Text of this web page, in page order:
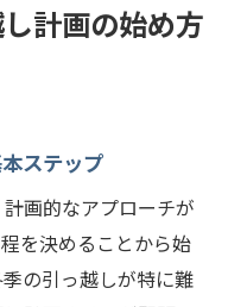
き重要ポイント
幌市北区編
方法
の違い
内容の確認
引っ越し業者
計画の始め方
ステップ
画的なアプローチが
を決めることから始
の引っ越しが特に難